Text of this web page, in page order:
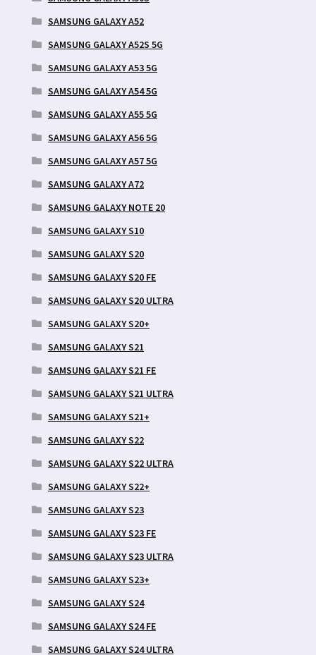
SAMSUNG GALAXY A52
SAMSUNG GALAXY A52S 5G
SAMSUNG GALAXY A53 5G
SAMSUNG GALAXY A54 5G
SAMSUNG GALAXY A55 5G
SAMSUNG GALAXY A56 5G
SAMSUNG GALAXY A57 5G
SAMSUNG GALAXY A72
SAMSUNG GALAXY NOTE 20
SAMSUNG GALAXY S10
SAMSUNG GALAXY S20
SAMSUNG GALAXY S20 FE
SAMSUNG GALAXY S20 ULTRA
SAMSUNG GALAXY S20+
SAMSUNG GALAXY S21
SAMSUNG GALAXY S21 FE
SAMSUNG GALAXY S21 ULTRA
SAMSUNG GALAXY S21+
SAMSUNG GALAXY S22
SAMSUNG GALAXY S22 ULTRA
SAMSUNG GALAXY S22+
SAMSUNG GALAXY S23
SAMSUNG GALAXY S23 FE
SAMSUNG GALAXY S23 ULTRA
SAMSUNG GALAXY S23+
SAMSUNG GALAXY S24
SAMSUNG GALAXY S24 FE
SAMSUNG GALAXY S24 ULTRA